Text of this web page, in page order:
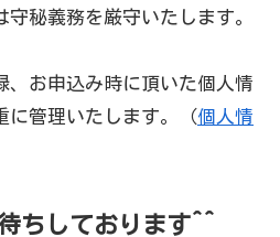
秘義務を厳守いたします。
、お申込み時に頂いた個人情
に管理いたします。（個人情
ちしております^^